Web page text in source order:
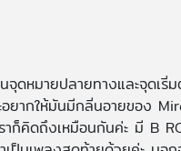
จุดหมายปลายทางและจุดเริ่
ยากให้มันมีกลิ่นอายของ
ก็คิดถึงเหมือนกันค่ะ มี B